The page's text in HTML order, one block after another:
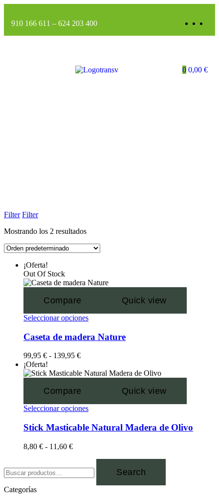
910 166 611 – 624 203 400
0 0,00 €
Filter Filter
Mostrando los 2 resultados
¡Oferta!
Out Of Stock
Compare Quick view
Seleccionar opciones
Caseta de madera Nature
99,95 € - 139,95 €
¡Oferta!
Compare Quick view
Seleccionar opciones
Stick Masticable Natural Madera de Olivo
8,80 € - 11,60 €
Search
Categorías